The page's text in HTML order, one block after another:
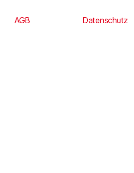
AGB Datenschutz